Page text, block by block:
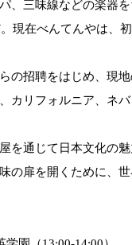
、三味線などの楽器
現在べんてんやは、
の招聘をはじめ、現
カリフォルニア、ネ
を通じて日本文化の
の扉を開くために、